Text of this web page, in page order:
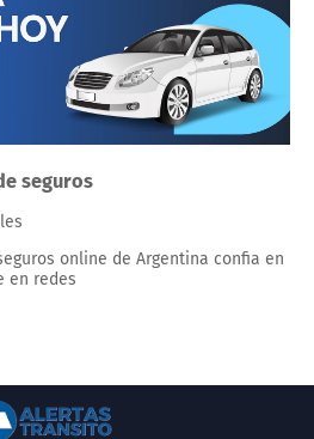
seguros
online de Argentina confia en
en redes